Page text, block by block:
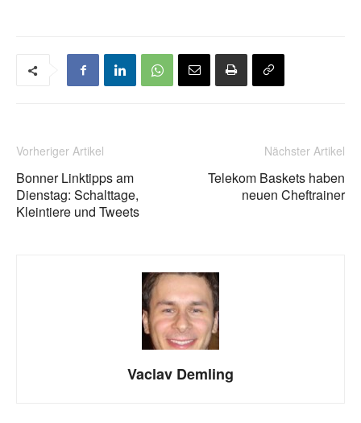
Vorheriger Artikel
Bonner Linktipps am
Dienstag: Schalttage,
Kleintiere und Tweets
Nächster Artikel
Telekom Baskets haben
neuen Cheftrainer
Vaclav Demling